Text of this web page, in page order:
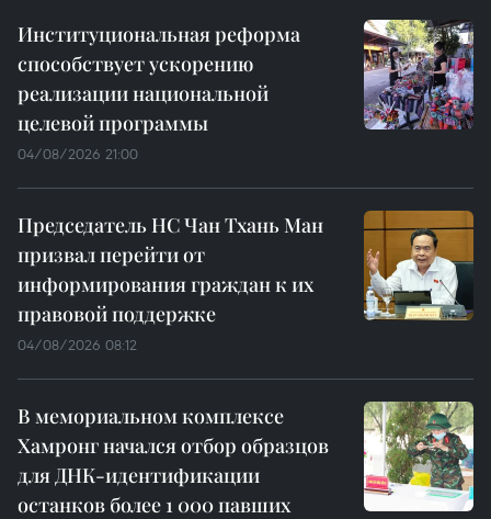
Институциональная реформа
способствует ускорению
реализации национальной
целевой программы
04/08/2026 21:00
Председатель НС Чан Тхань Ман
призвал перейти от
информирования граждан к их
правовой поддержке
04/08/2026 08:12
В мемориальном комплексе
Хамронг начался отбор образцов
для ДНК-идентификации
останков более 1 000 павших